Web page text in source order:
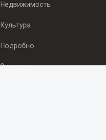
Недвижимость
Культура
Подробно
Здоровье